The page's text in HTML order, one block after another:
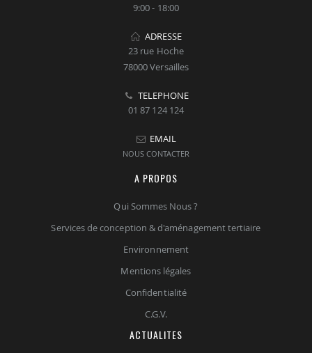
9:00 - 18:00
ADRESSE
23 rue Hoche
78000 Versailles
TELEPHONE
01 87 124 124
EMAIL
NOUS CONTACTER
A PROPOS
Qui Sommes Nous ?
Services de conception & d'aménagement tertiaire
Environnement
Mentions légales
Confidentialité
C.G.V.
ACTUALITES